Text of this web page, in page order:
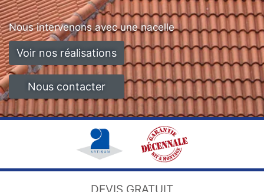
Nous intervenons avec une nacelle
Voir nos réalisations
Nous contacter